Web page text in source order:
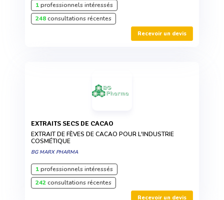
1professionnels intéressés
248consultations récentes
Recevoir un devis
EXTRAITS SECS DE CACAO
EXTRAIT DE FÈVES DE CACAO POUR L'INDUSTRIE
COSMÉTIQUE
BG MARX PHARMA
1professionnels intéressés
242consultations récentes
Recevoir un devis